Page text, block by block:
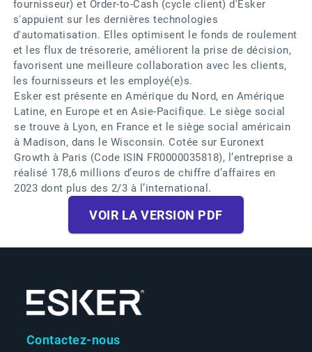
fournisseur) et Order-to-Cash (cycle client) d'Esker
s'appuient sur les dernières technologies
d'automatisation. Elles optimisent le fonds de roulement
et les flux de trésorerie, améliorent la prise de décision,
favorisent une meilleure collaboration avec les clients,
les fournisseurs et les employé(e)s.
Esker est présente en Amérique du Nord, en Amérique
Latine, en Europe et en Asie-Pacifique. Le siège social
se trouve à Lyon, en France et le siège social américain
à Madison, dans le Wisconsin. Cotée sur Euronext
Growth à Paris (Code ISIN FR0000035818), l’entreprise a
réalisé 178,6 millions d’euros de chiffre d’affaires en
2023 dont plus des 2/3 à l’international.
VOIR LA VERSION PDF
Contactez-nous